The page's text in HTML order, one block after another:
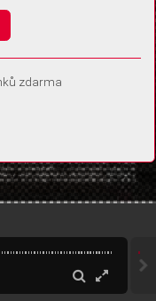
zdarma